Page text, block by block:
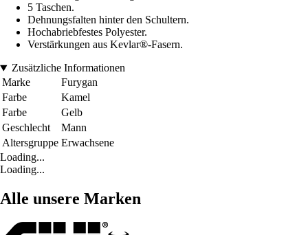
5 Taschen.
Dehnungsfalten hinter den Schultern.
Hochabriebfestes Polyester.
Verstärkungen aus Kevlar®-Fasern.
Zusätzliche Informationen
Marke
Furygan
Farbe
Kamel
Farbe
Gelb
Geschlecht
Mann
Altersgruppe Erwachsene
Loading...
Loading...
Alle unsere Marken